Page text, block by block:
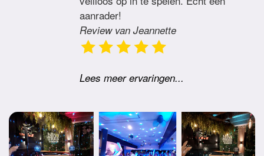
aanrader!
Review van Jeannette
Lees meer ervaringen...